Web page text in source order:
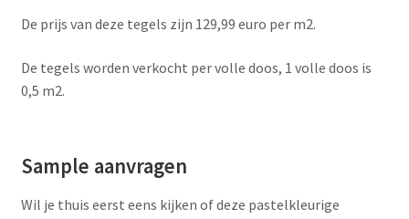
De prijs van deze tegels zijn 129,99 euro per m2.
De tegels worden verkocht per volle doos, 1 volle doos is
0,5 m2.
Sample aanvragen
Wil je thuis eerst eens kijken of deze pastelkleurige